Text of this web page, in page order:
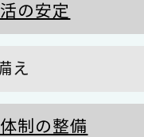
の安定
え
制の整備